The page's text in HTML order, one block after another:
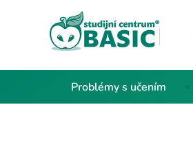
Problémy s učením